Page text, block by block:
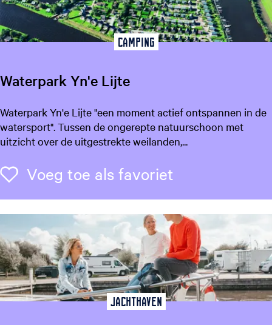
b
o
d
r
i
j
C
m
p
n
g
e
n
R
Waterpark Yn'e Lijte
W
a
t
r
a
r
Y
n
'
e
L
Waterpark Yn'e Lijte "een moment actief ontspannen in de
watersport". Tussen de ongerepte natuurschoon met
uitzicht over de uitgestrekte weilanden,...
Camping
Voeg toe als favoriet
Jachthaven